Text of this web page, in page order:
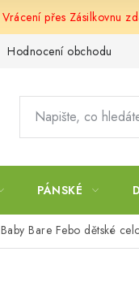
Vrácení přes Zásilkovnu
Hodnocení obchodu
PÁNSKÉ
Baby Bare Febo dětské